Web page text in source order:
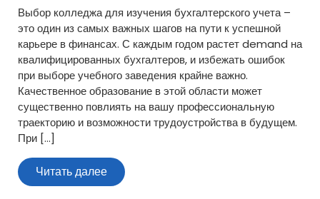
Выбор колледжа для изучения бухгалтерского учета –
это один из самых важных шагов на пути к успешной
карьере в финансах. С каждым годом растет demand на
квалифицированных бухгалтеров, и избежать ошибок
при выборе учебного заведения крайне важно.
Качественное образование в этой области может
существенно повлиять на вашу профессиональную
траекторию и возможности трудоустройства в будущем.
При […]
Читать далееЧитать
далее